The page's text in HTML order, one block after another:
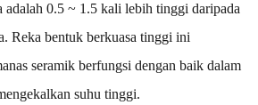
adalah 0.5 ~ 1.5 kali lebih tinggi daripada
Reka bentuk berkuasa tinggi ini
seramik berfungsi dengan baik dalam
suhu tinggi.